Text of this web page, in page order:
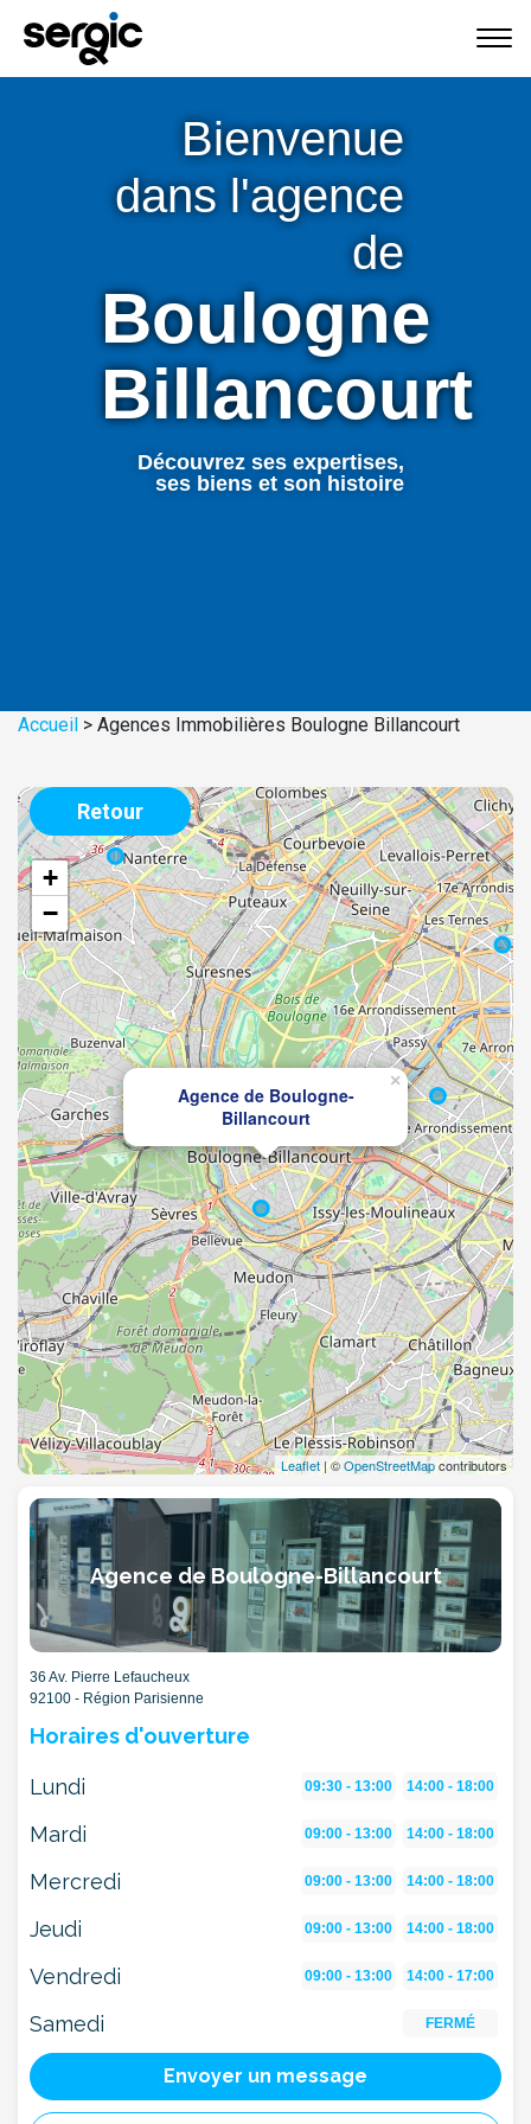
Bienvenue
dans l'agence
de
Boulogne
Billancourt
Découvrez ses expertises,
ses biens et son histoire
Accueil > Agences Immobilières Boulogne Billancourt
Agence de Boulogne-
Billancourt
×
+
−
Leaflet| ©OpenStreetMapcontributors
Retour
Agence de Boulogne-Billancourt
36 Av. Pierre Lefaucheux
92100 - Région Parisienne
Horaires d'ouverture
Lundi 09:30 - 13:00 14:00 - 18:00
Mardi 09:00 - 13:00 14:00 - 18:00
Mercredi 09:00 - 13:00 14:00 - 18:00
Jeudi 09:00 - 13:00 14:00 - 18:00
Vendredi 09:00 - 13:00 14:00 - 17:00
Samedi FERMÉ
Envoyer un message